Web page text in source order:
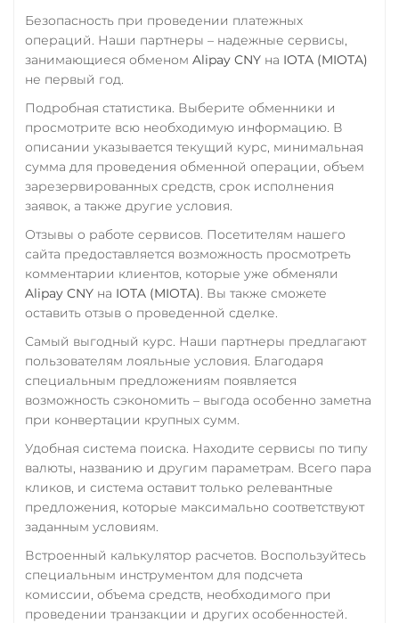
ERC20 BEP20
SOL
Polygon
ARB
OP
NEAR
Verge (XVG)
WAVES
Wrapped Bitcoin (WBTC)
ERC20
Yearn.finance (YFI)
Zcash (ZEC)
ПУМБ UAH
Райффайзен
РНКБ RUB
Росбанк RUB
Россельхоз банк RUB
RUB KZT QR RUB
СБП RUB
Счет ИП/ООО
RUB USD EUR
Тинькофф
RUB
УкрСиббанк UAH
Фридом Банк KZT
Центр Кредит KZT
Безопасность при проведении платежных
операций. Наши партнеры – надежные сервисы,
занимающиеся обменом Alipay CNY на IOTA (MIOTA)
не первый год.
Подробная статистика. Выберите обменники и
просмотрите всю необходимую информацию. В
описании указывается текущий курс, минимальная
сумма для проведения обменной операции, объем
зарезервированных средств, срок исполнения
заявок, а также другие условия.
Отзывы о работе сервисов. Посетителям нашего
сайта предоставляется возможность просмотреть
комментарии клиентов, которые уже обменяли
Alipay CNY на IOTA (MIOTA). Вы также сможете
оставить отзыв о проведенной сделке.
Самый выгодный курс. Наши партнеры предлагают
пользователям лояльные условия. Благодаря
специальным предложениям появляется
возможность сэкономить – выгода особенно заметна
при конвертации крупных сумм.
Удобная система поиска. Находите сервисы по типу
валюты, названию и другим параметрам. Всего пара
кликов, и система оставит только релевантные
предложения, которые максимально соответствуют
заданным условиям.
Встроенный калькулятор расчетов. Воспользуйтесь
специальным инструментом для подсчета
комиссии, объема средств, необходимого при
проведении транзакции и других особенностей.